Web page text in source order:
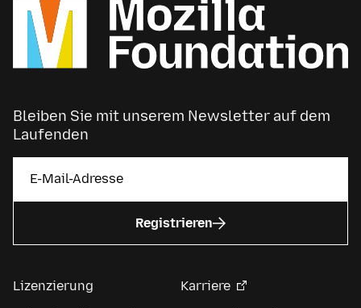
Bleiben Sie mit unserem Newsletter auf dem
Laufenden
Registrieren
Lizenzierung
Karriere